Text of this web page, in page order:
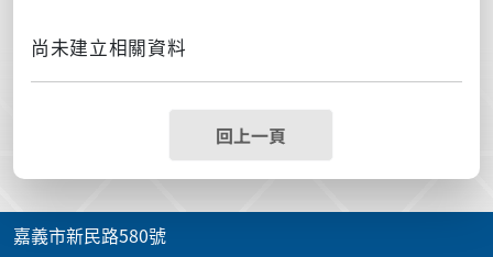
尚未建立相關資料
回上一頁
嘉義市新民路580號